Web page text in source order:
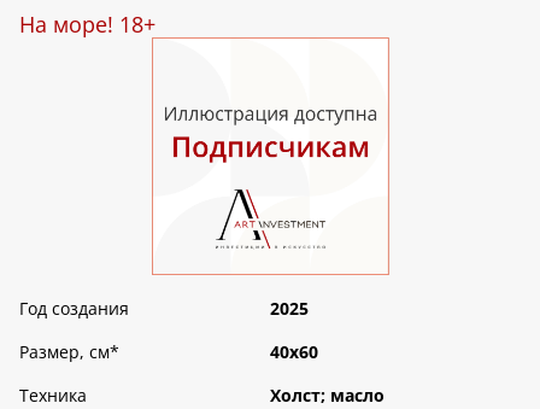
На море! 18+
Год создания
2025
Размер, см*
40х60
Техника
Холст; масло